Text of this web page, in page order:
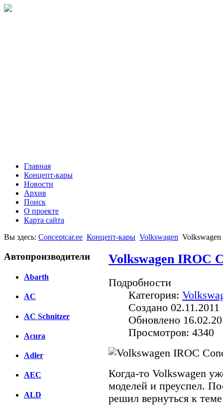
Главная
Концепт-кары
Новости
Архив
Поиск
О проекте
Карта сайта
Вы здесь: Conceptcar.ee Концепт-кары Volkswagen
Автопроизводители
Abarth
AC
AC Schnitzer
Acura
Adler
AEC
ALD
Volkswagen IROC
Подробности
Категория:
Создано 02.11.2011
Обновлено
Просмотров: 4340
Когда-то Volkswagen
моделей и преуспел.
решил вернуться к